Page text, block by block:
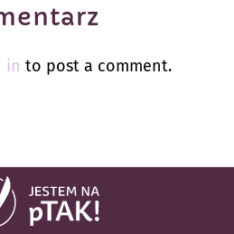
in to post a comment.